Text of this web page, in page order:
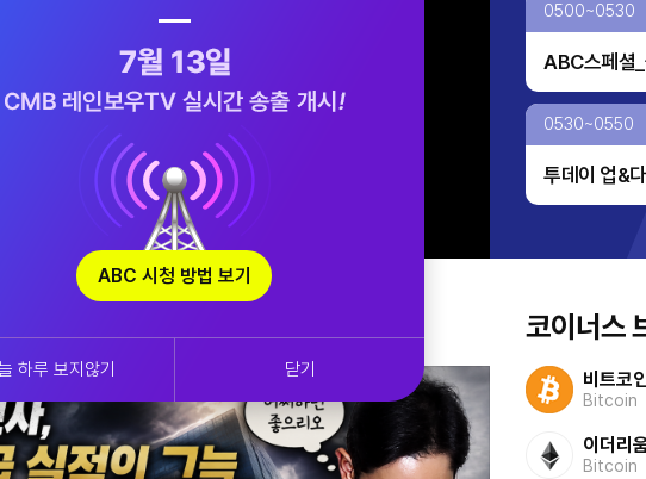
0500~0530
ABC스페셜
0530~0550
투데이 업&
글로벌 ABC
0700~0800
코이너스
비트코
Bitcoin
이더리
Bitcoin
ABC 시청 방법 보기
하루 보지않기 닫기